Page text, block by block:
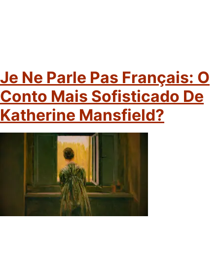
Je Ne Parle Pas Français: O
Conto Mais Sofisticado De
Katherine Mansfield?